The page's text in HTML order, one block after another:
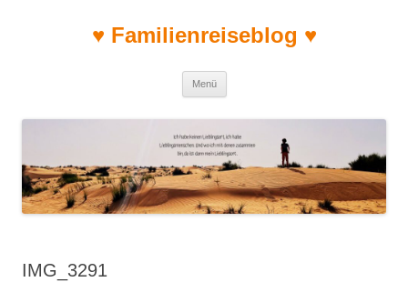
♥ Familienreiseblog ♥
Menü
IMG_3291